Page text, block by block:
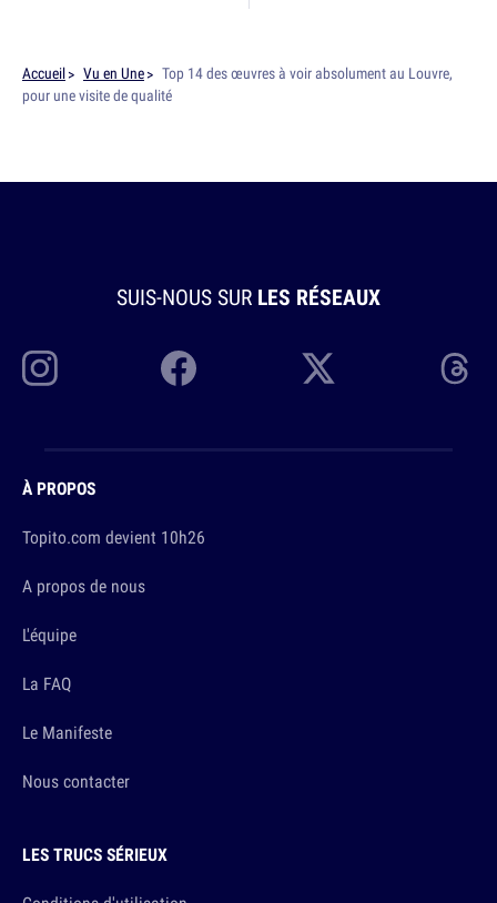
Accueil Vu en Une
Top 14 des œuvres à voir absolument au Louvre,
pour une visite de qualité
SUIS-NOUS SUR LES RÉSEAUX
À PROPOS
Topito.com devient 10h26
A propos de nous
L'équipe
La FAQ
Le Manifeste
Nous contacter
LES TRUCS SÉRIEUX